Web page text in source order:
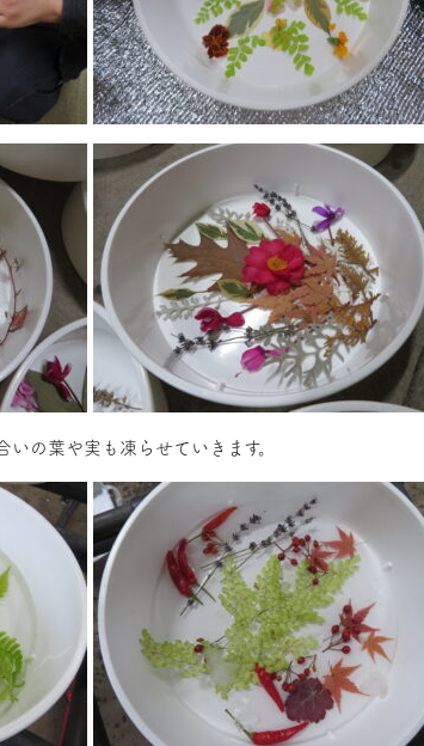
の葉や実も凍らせていきます。